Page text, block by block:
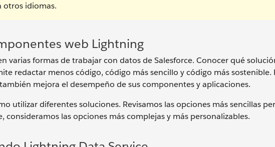
otros idiomas.
web Lightning
varias formas de trabajar con datos de Salesforce. Conocer qué
redactar menos código, código más sencillo y código más sostenible.
mejora el desempeño de sus componentes y aplicaciones.
utilizar diferentes soluciones. Revisamos las opciones más sencillas
consideramos las opciones más complejas y más personalizables.